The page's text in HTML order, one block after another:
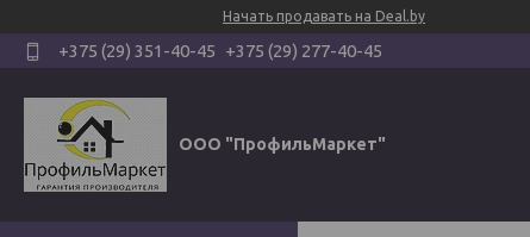
Начать продавать на Deal.by
+375 (29) 351-40-45 +375 (29) 277-40-45
ООО "ПрофильМаркет"